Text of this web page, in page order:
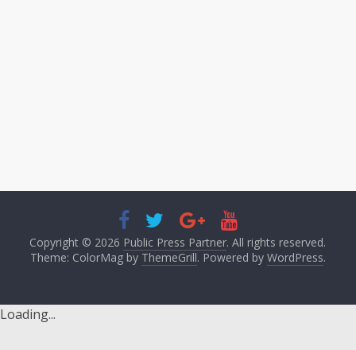
Copyright © 2026 Public Press Partner. All rights reserved.
Theme: ColorMag by ThemeGrill. Powered by WordPress.
Loading...